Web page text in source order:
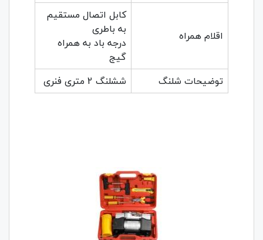
اقلام همراه
کابل اتصال مستقیم
به باطری
درجه باد به همراه
گیج
توضیحات شلنگ
ششلنگ 2 متری فنری